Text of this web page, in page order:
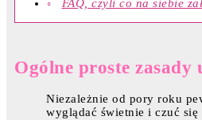
FAQ, czyli co na siebie
Ogólne proste
Niezależnie od pory roku
wyglądać świetnie i czuć się